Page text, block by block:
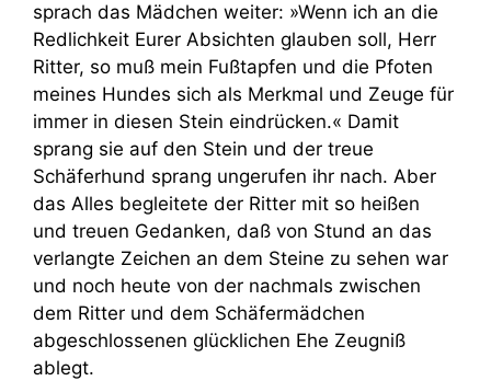
sprach das Mädchen weiter: »Wenn ich an die
Redlichkeit Eurer Absichten glauben soll, Herr
Ritter, so muß mein Fußtapfen und die Pfoten
meines Hundes sich als Merkmal und Zeuge für
immer in diesen Stein eindrücken.« Damit
sprang sie auf den Stein und der treue
Schäferhund sprang ungerufen ihr nach. Aber
das Alles begleitete der Ritter mit so heißen
und treuen Gedanken, daß von Stund an das
verlangte Zeichen an dem Steine zu sehen war
und noch heute von der nachmals zwischen
dem Ritter und dem Schäfermädchen
abgeschlossenen glücklichen Ehe Zeugniß
ablegt.